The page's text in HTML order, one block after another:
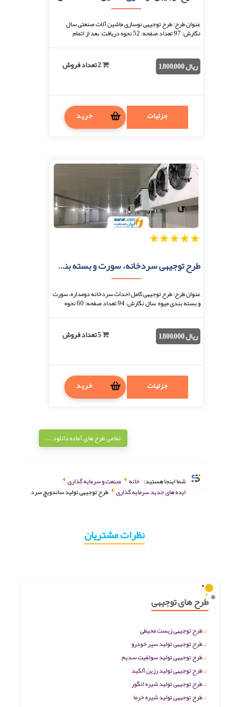
عنوان طرح: طرح توجیهی نوسازی ماشین آلات صنعتی سال
نگارش: 97 تعداد صفحه: 52 نحوه دریافت: بعد از اتمام
ریال 1,800,000
جزئیات خرید
5
4
3
2
طرح توجیهی سردخانه، سورت و بسته بندی میوه
عنوان طرح: طرح توجیهی کامل احداث سردخانه دومداره، سورت
و بسته بندی میوه سال نگارش: 94 تعداد صفحه: 60 نحوه
ریال 1,800,000
جزئیات خرید
تمامی طرح های آماده دانلود ...
شما اینجا هستید: خانه
صنعت و سرمایه گذاری
ایده های جدید سرمایه گذاری طرح توجیهی تولید ساندویچ سرد
نظرات مشتریان
طرح های توجیهی
طرح توجیهی زیست محیطی
طرح توجیهی تولید سپر خودرو
طرح توجیهی تولید سولفیت سدیم
طرح توجیهی تولید رزین آلکید
طرح توجیهی تولید شیره انگور
طرح توجیهی تولید شیره خرما